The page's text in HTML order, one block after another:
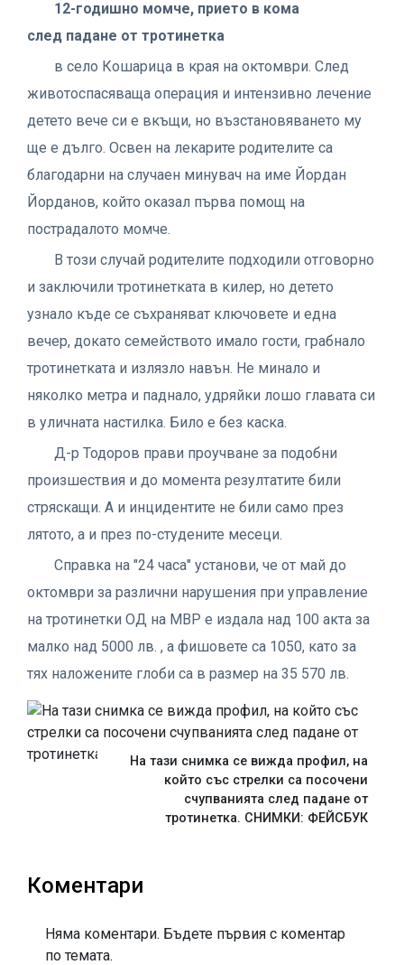
12-годишно момче, прието в кома
след падане от тротинетка
в село Кошарица в края на октомври. След
животоспасяваща операция и интензивно лечение
детето вече си е вкъщи, но възстановяването му
ще е дълго. Освен на лекарите родителите са
благодарни на случаен минувач на име Йордан
Йорданов, който оказал първа помощ на
пострадалото момче.
В този случай родителите подходили отговорно
и заключили тротинетката в килер, но детето
узнало къде се съхраняват ключовете и една
вечер, докато семейството имало гости, грабнало
тротинетката и излязло навън. Не минало и
няколко метра и паднало, удряйки лошо главата си
в уличната настилка. Било е без каска.
Д-р Тодоров прави проучване за подобни
произшествия и до момента резултатите били
стряскащи. А и инцидентите не били само през
лятото, а и през по-студените месеци.
Справка на "24 часа" установи, че от май до
октомври за различни нарушения при управление
на тротинетки ОД на МВР е издала над 100 акта за
малко над 5000 лв. , а фишовете са 1050, като за
тях наложените глоби са в размер на 35 570 лв.
На тази снимка се вижда профил, на
който със стрелки са посочени
счупванията след падане от
тротинетка. СНИМКИ: ФЕЙСБУК
Коментари
Няма коментари. Бъдете първия с коментар
по темата.